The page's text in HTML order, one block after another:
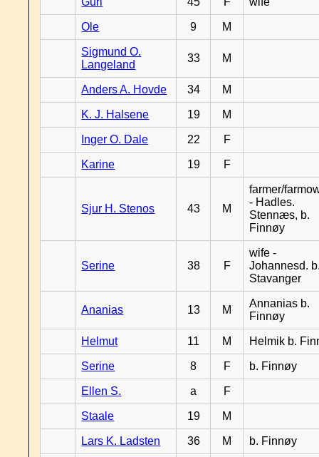
Ole 9 M
Sigmund O.
Langeland
33 M
Anders A. Hovde 34 M
K. J. Halsene 19 M
Inger O. Dale 22 F
Karine 19 F
Sjur H. Stenos 43 M
farmer/
- Hadles.
Stennæs, b.
Finnøy
Serine 38 F
wife -
Johannesd.
Stavanger
Ananias 13 M
Annanias b.
Finnøy
Helmut 11 M Helmik b.
Serine 8 F b. Finnøy
Ellen S. a F
Staale 19 M
Lars K. Ladsten 36 M b. Finnøy